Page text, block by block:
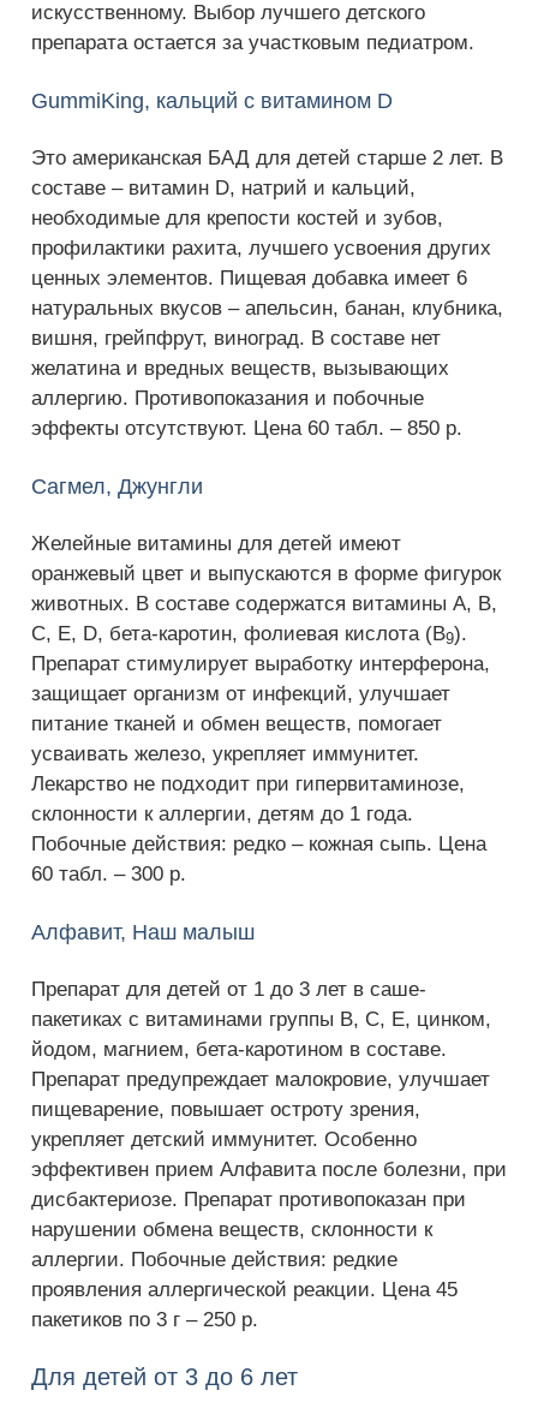
искусственному. Выбор лучшего детского
препарата остается за участковым педиатром.
GummiKing, кальций с витамином D
Это американская БАД для детей старше 2 лет. В
составе – витамин D, натрий и кальций,
необходимые для крепости костей и зубов,
профилактики рахита, лучшего усвоения других
ценных элементов. Пищевая добавка имеет 6
натуральных вкусов – апельсин, банан, клубника,
вишня, грейпфрут, виноград. В составе нет
желатина и вредных веществ, вызывающих
аллергию. Противопоказания и побочные
эффекты отсутствуют. Цена 60 табл. – 850 р.
Сагмел, Джунгли
Желейные витамины для детей имеют
оранжевый цвет и выпускаются в форме фигурок
животных. В составе содержатся витамины А, В,
С, Е, D, бета-каротин, фолиевая кислота (B9).
Препарат стимулирует выработку интерферона,
защищает организм от инфекций, улучшает
питание тканей и обмен веществ, помогает
усваивать железо, укрепляет иммунитет.
Лекарство не подходит при гипервитаминозе,
склонности к аллергии, детям до 1 года.
Побочные действия: редко – кожная сыпь. Цена
60 табл. – 300 р.
Алфавит, Наш малыш
Препарат для детей от 1 до 3 лет в саше-
пакетиках с витаминами группы В, С, Е, цинком,
йодом, магнием, бета-каротином в составе.
Препарат предупреждает малокровие, улучшает
пищеварение, повышает остроту зрения,
укрепляет детский иммунитет. Особенно
эффективен прием Алфавита после болезни, при
дисбактериозе. Препарат противопоказан при
нарушении обмена веществ, склонности к
аллергии. Побочные действия: редкие
проявления аллергической реакции. Цена 45
пакетиков по 3 г – 250 р.
Для детей от 3 до 6 лет